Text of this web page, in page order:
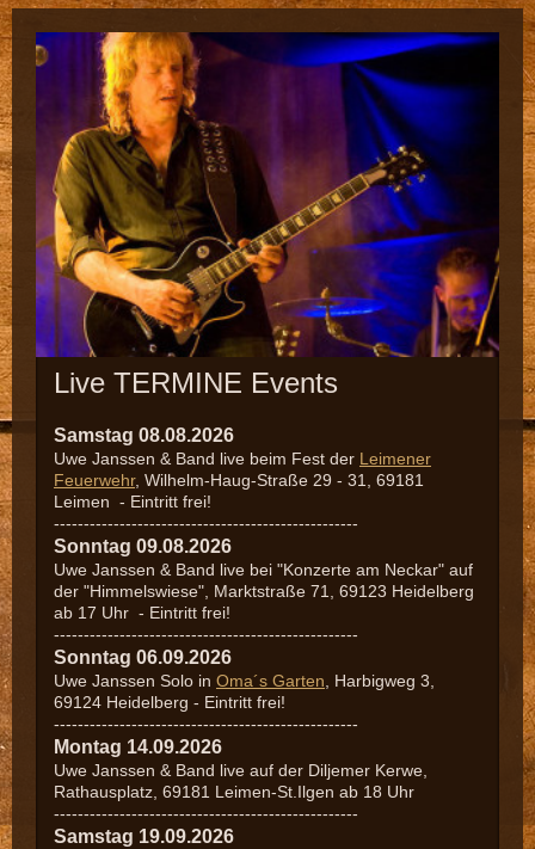
Live TERMINE Events
Samstag 08.08.2026
Uwe Janssen & Band live beim Fest der Leimener
Feuerwehr, Wilhelm-Haug-Straße 29 - 31, 69181
Leimen - Eintritt frei!
---------------------------------------------------
Sonntag 09.08.2026
Uwe Janssen & Band live bei "Konzerte am Neckar" auf
der "Himmelswiese", Marktstraße 71, 69123 Heidelberg
ab 17 Uhr - Eintritt frei!
---------------------------------------------------
Sonntag 06.09.2026
Uwe Janssen Solo in Oma´s Garten, Harbigweg 3,
69124 Heidelberg - Eintritt frei!
---------------------------------------------------
Montag 14.09.2026
Uwe Janssen & Band live auf der Diljemer Kerwe,
Rathausplatz, 69181 Leimen-St.Ilgen ab 18 Uhr
---------------------------------------------------
Samstag 19.09.2026